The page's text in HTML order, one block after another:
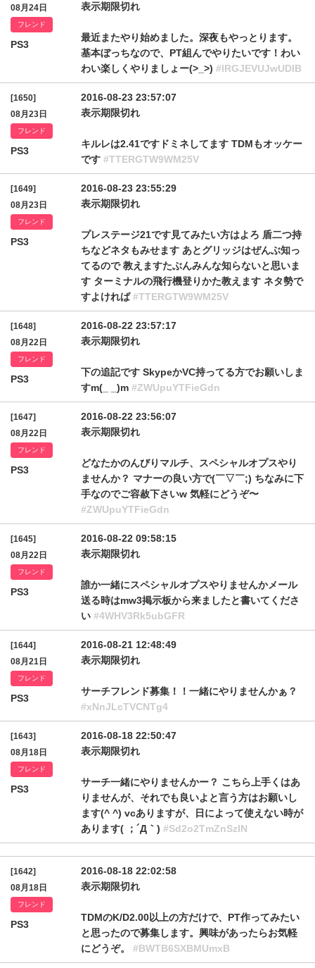
08月24日
フレンド
PS3
表示期限切れ
最近またやり始めました。深夜もやっとります。
基本ぼっちなので、PT組んでやりたいです！わい
わい楽しくやりましょー(>_>) #lRGJEVUJwUDlB
[1650]
08月23日
フレンド
PS3
2016-08-23 23:57:07
表示期限切れ
キルレは2.41ですドミネしてます TDMもオッケー
です #TTERGTW9WM25V
[1649]
08月23日
フレンド
PS3
2016-08-23 23:55:29
表示期限切れ
プレステージ21です見てみたい方はよろ 盾二つ持
ちなどネタもみせます あとグリッジはぜんぶ知っ
てるので 教えますたぶんみんな知らないと思いま
す ターミナルの飛行機登りかた教えます ネタ勢で
すよければ#TTERGTW9WM25V
[1648]
08月22日
フレンド
PS3
2016-08-22 23:57:17
表示期限切れ
下の追記です SkypeかVC持ってる方でお願いしま
すm(_ _)m #ZWUpuYTFieGdn
[1647]
08月22日
フレンド
PS3
2016-08-22 23:56:07
表示期限切れ
どなたかのんびりマルチ、スペシャルオプスやり
ませんか？ マナーの良い方で(￣▽￣;) ちなみに下
手なのでご容赦下さいw 気軽にどうぞ〜
#ZWUpuYTFieGdn
[1645]
08月22日
フレンド
PS3
2016-08-22 09:58:15
表示期限切れ
誰か一緒にスペシャルオプスやりませんかメール
送る時はmw3掲示板から来ましたと書いてくださ
い #4WHV3Rk5ubGFR
[1644]
08月21日
フレンド
PS3
2016-08-21 12:48:49
表示期限切れ
サーチフレンド募集！！一緒にやりませんかぁ？
#xNnJLcTVCNTg4
[1643]
08月18日
フレンド
PS3
2016-08-18 22:50:47
表示期限切れ
サーチ一緒にやりませんかー？ こちら上手くはあ
りませんが、それでも良いよと言う方はお願いし
ます(^ ^) vcありますが、日によって使えない時が
あります( ；´Д｀) #Sd2o2TmZnSzlN
[1642]
08月18日
フレンド
PS3
2016-08-18 22:02:58
表示期限切れ
TDMのK/D2.00以上の方だけで、PT作ってみたい
と思ったので募集します。興味があったらお気軽
にどうぞ。 #BWTB6SXBMUmxB